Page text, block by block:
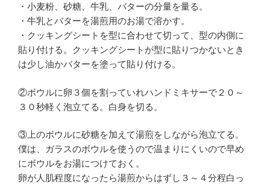
・小麦粉、砂糖、牛乳、バターの分量を量る。
・牛乳とバターを湯煎用のお湯で溶かす。
・クッキングシートを型に合わせて切って、型の内側に
貼り付ける。クッキングシートが型に貼りつかないとき
は少し油かバターを塗って貼り付ける。
②ボウルに卵３個を割っていれハンドミキサーで２０～
３０秒軽く泡立てる。白身を切る。
③上のボウルに砂糖を加えて湯煎をしながら泡立てる。
僕は、ガラスのボウルを使うので温まりにくいので早め
にボウルをお湯につけておく。
卵が人肌程度になったら湯煎からはずし３～４分程白っ